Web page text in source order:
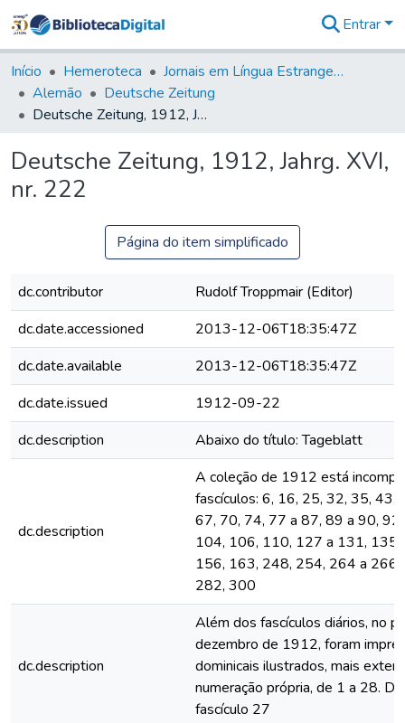
&
Coleções
Tudo na
Biblioteca
Estatísticas
Entrar
Início Hemeroteca
Jornais em Língua Estrangeira
Alemão
Deutsche Zeitung
Deutsche Zeitung, 1912, Jahrg. XVI, nr. 222
Deutsche Zeitung, 1912, Jahrg. XVI,
nr. 222
Página do item simplificado
dc.contributor
Rudolf Troppmair (Editor)
dc.date.accessioned
2013-12-06T18:35:47Z
dc.date.available
2013-12-06T18:35:47Z
dc.date.issued
1912-09-22
dc.description
Abaixo do título: Tageblatt
dc.description
A coleção de 1912 está
fascículos: 6, 16, 25, 32, 35, 43,
67, 70, 74, 77 a 87, 89 a 90,
104, 106, 110, 127 a 131,
156, 163, 248, 254, 264 a
282, 300
dc.description
Além dos fascículos diários, no
dezembro de 1912, foram
dominicais ilustrados, mais
numeração própria, de 1 a 28.
fascículo 27